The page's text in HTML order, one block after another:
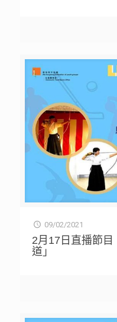
09/02/2021
2月17日直播節
道」